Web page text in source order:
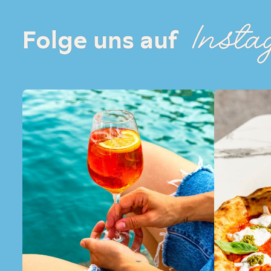
Folge uns auf